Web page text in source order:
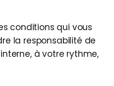
conditions qui vous
la responsabilité de
à votre rythme,